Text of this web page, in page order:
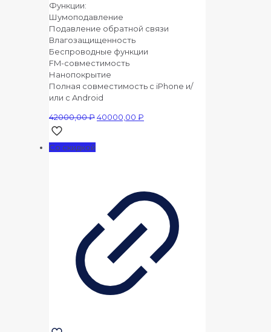
Функции:
Шумоподавление
Подавление обратной связи
Влагозащищенность
Беспроводные функции
FM-совместимость
Нанопокрытие
Полная совместимость с iPhone и/
или с Android
42000,00₽Первоначальная
40000,00 ₽
Со скидкой